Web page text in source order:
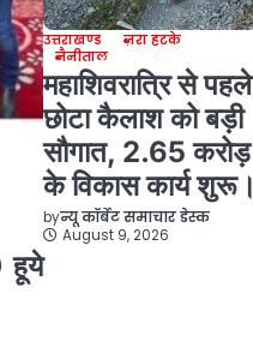
हूये
उत्तराखण्ड
ज़रा हटके
नैनीताल
महाशिवरात्रि से पहले
छोटा कैलाश को बड़ी
सौगात, 2.65 करोड़
के विकास कार्य शुरू।
byन्यू कॉर्बेट समाचार डेस्क
August 9, 2026